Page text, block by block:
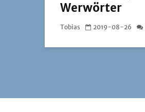
Werwörter
Tobias 2019-08-26